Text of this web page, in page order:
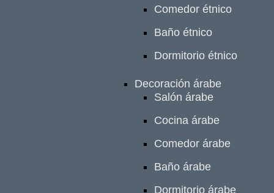
Comedor étnico
Baño étnico
Dormitorio étnico
Decoración árabe
Salón árabe
Cocina árabe
Comedor árabe
Baño árabe
Dormitorio árabe